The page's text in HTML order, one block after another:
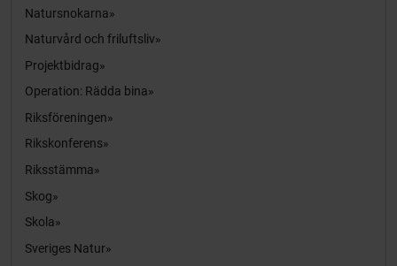
Natursnokarna
Naturvård och friluftsliv
Projektbidrag
Operation: Rädda bina
Riksföreningen
Rikskonferens
Riksstämma
Skog
Skola
Sveriges Natur